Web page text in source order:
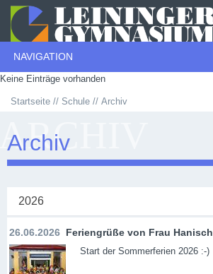
NAVIGATION
Keine Einträge vorhanden
Startseite Schule Archiv
Archiv
2026
26.06.2026 Feriengrüße von Frau Hanisch
Start der Sommerferien 2026 :-)